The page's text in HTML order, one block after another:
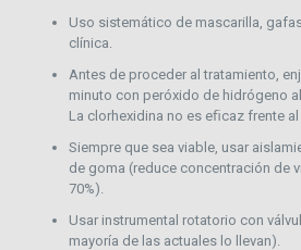
Uso sistemático de mascarilla,
clínica.
Antes de proceder al tratamiento,
minuto con peróxido de hidrógeno al
La clorhexidina no es eﬁcaz frente al
Siempre que sea viable, usar
de goma (reduce concentración de
70%).
Usar instrumental rotatorio con
mayoría de las actuales lo llevan).